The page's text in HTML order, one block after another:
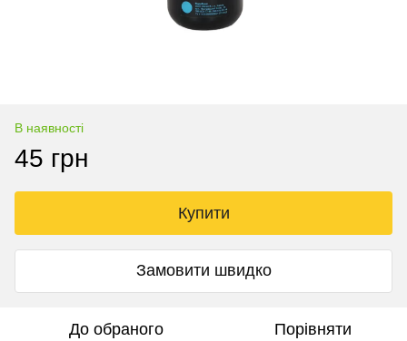
В наявності
45 грн
Купити
Замовити швидко
До обраного Порівняти